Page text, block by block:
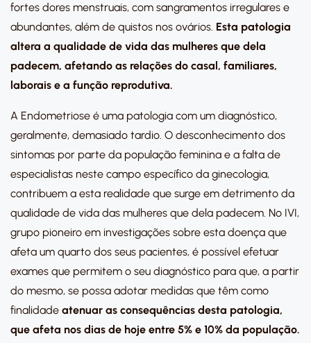
fortes dores menstruais, com sangramentos irregulares e
abundantes, além de quistos nos ovários. Esta patologia
altera a qualidade de vida das mulheres que dela
padecem, afetando as relações do casal, familiares,
laborais e a função reprodutiva.
A Endometriose é uma patologia com um diagnóstico,
geralmente, demasiado tardio. O desconhecimento dos
sintomas por parte da população feminina e a falta de
especialistas neste campo específico da ginecologia,
contribuem a esta realidade que surge em detrimento da
qualidade de vida das mulheres que dela padecem. No IVI,
grupo pioneiro em investigações sobre esta doença que
afeta um quarto dos seus pacientes, é possível efetuar
exames que permitem o seu diagnóstico para que, a partir
do mesmo, se possa adotar medidas que têm como
finalidade atenuar as consequências desta patologia,
que afeta nos dias de hoje entre 5% e 10% da população.